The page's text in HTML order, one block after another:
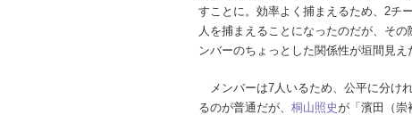
すことに。効率よく捕まえるため、2チ
人を捕まえることになったのだが、その
ンバーのちょっとした関係性が垣間見え
メンバーは7人いるため、公平に分け
るのが普通だが、 桐山照史が「濱田（崇